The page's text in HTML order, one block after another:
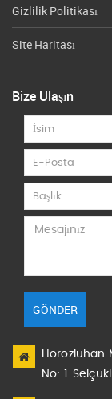
Gizlilik Politikası
Site Haritası
Bize Ulaşın
GÖNDER
Horozluhan
No: 1.